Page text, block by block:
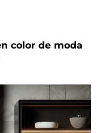
color de moda